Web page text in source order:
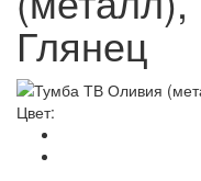
Глянец
Цвет: